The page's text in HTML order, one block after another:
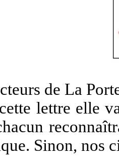
de La
elle vaut
Sinon, nos